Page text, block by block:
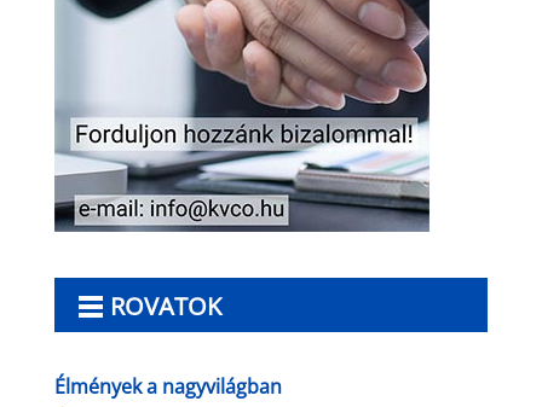
ROVATOK
Élmények a nagyvilágban